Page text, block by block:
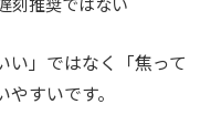
い」ではなく「焦って
すいです。